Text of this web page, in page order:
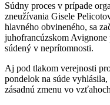
Súdny proces v prípade
zneužívania Gisele
hlavného obvineného, sa
juhofrancúzskom
súdený v neprítomnosti.
Aj pod tlakom verejnosti
pondelok na súde
zásadnú zmenu vo